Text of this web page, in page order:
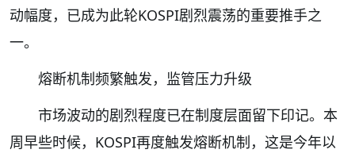
动幅度，已成为此轮KOSPI剧烈震荡的重要推手之
一。
熔断机制频繁触发，监管压力升级
市场波动的剧烈程度已在制度层面留下印记。本
周早些时候，KOSPI再度触发熔断机制，这是今年以